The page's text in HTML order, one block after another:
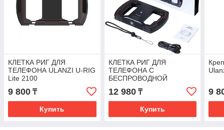
КЛЕТКА РИГ ДЛЯ
ТЕЛЕФОНА ULANZI U-RIG
Lite 2100
9 800 ₸
Купить
КЛЕТКА РИГ ДЛЯ
ТЕЛЕФОНА С
БЕСПРОВОДНОЙ
ЗАРЯДКОЙ ULANZI U-RIG
LITE WIRELESS 2099
12 980₸
Купить
9